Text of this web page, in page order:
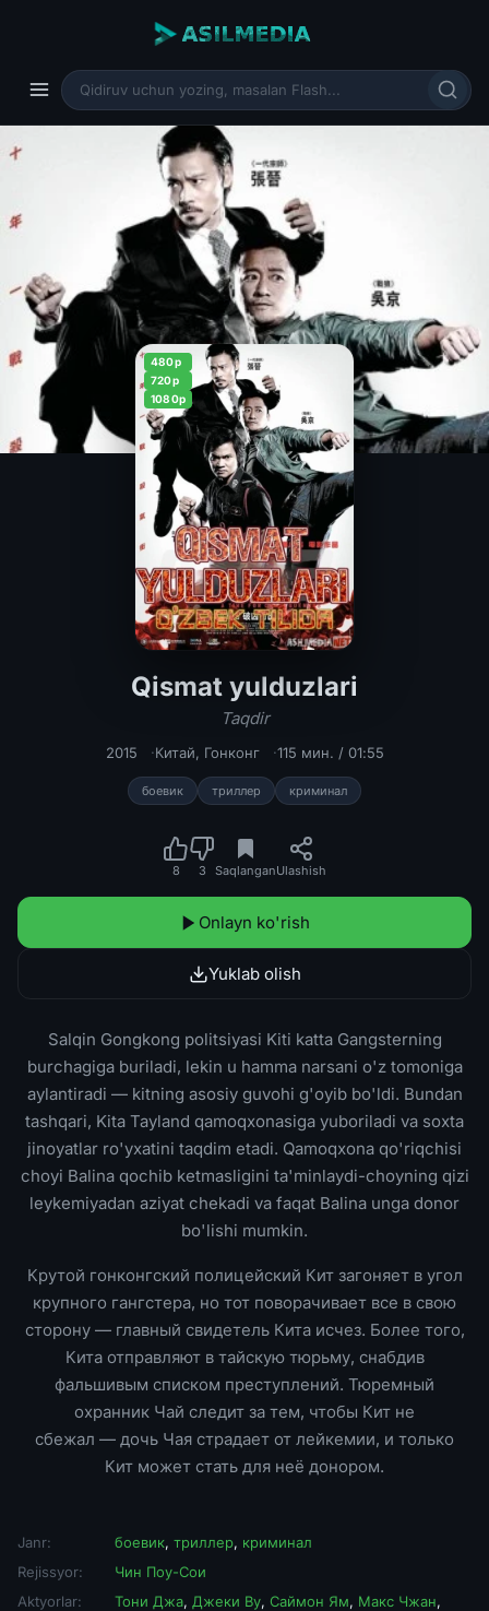
480p
720p
1080p
Qismat yulduzlari
Qismat yulduzlari / Taqdir Uzbek
Taqdir
2015 Китай, Гонконг 115 мин. / 01:55
боевик триллер криминал
8 3 SaqlanganUlashish
Onlayn ko'rish
Yuklab olish
Salqin Gongkong politsiyasi Kiti katta Gangsterning
burchagiga buriladi, lekin u hamma narsani o'z tomoniga
aylantiradi — kitning asosiy guvohi g'oyib bo'ldi. Bundan
tashqari, Kita Tayland qamoqxonasiga yuboriladi va soxta
jinoyatlar ro'yxatini taqdim etadi. Qamoqxona qo'riqchisi
choyi Balina qochib ketmasligini ta'minlaydi-choyning qizi
leykemiyadan aziyat chekadi va faqat Balina unga donor
bo'lishi mumkin.
Крутой гонконгский полицейский Кит загоняет в угол
крупного гангстера, но тот поворачивает все в свою
сторону — главный свидетель Кита исчез. Более того,
Кита отправляют в тайскую тюрьму, снабдив
фальшивым списком преступлений. Тюремный
охранник Чай следит за тем, чтобы Кит не
сбежал — дочь Чая страдает от лейкемии, и только
Кит может стать для неё донором.
Janr: боевик, триллер, криминал
Rejissyor:
Чин Поу-Сои
Aktyorlar:
Тони Джа, Джеки Ву, Саймон Ям, Макс Чжан,